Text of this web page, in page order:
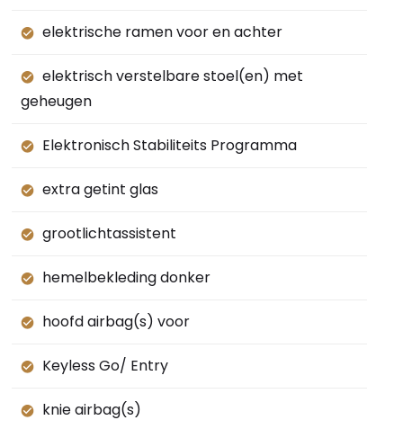
elektrische ramen voor en achter
elektrisch verstelbare stoel(en) met
geheugen
Elektronisch Stabiliteits Programma
extra getint glas
grootlichtassistent
hemelbekleding donker
hoofd airbag(s) voor
Keyless Go/ Entry
knie airbag(s)